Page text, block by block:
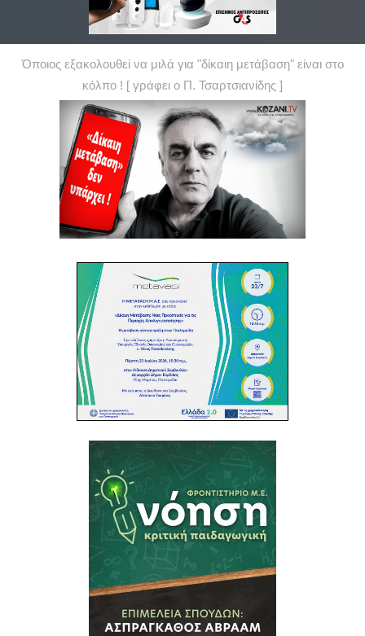
Όποιος εξακολουθεί να μιλά για "δίκαιη μετάβαση" είναι στο
κόλπο ! [ γράφει ο Π. Τσαρτσιανίδης ]